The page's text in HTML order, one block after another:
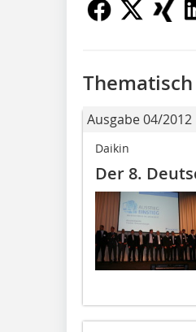
Ausgabe 04/2012
Daikin
Der 8.